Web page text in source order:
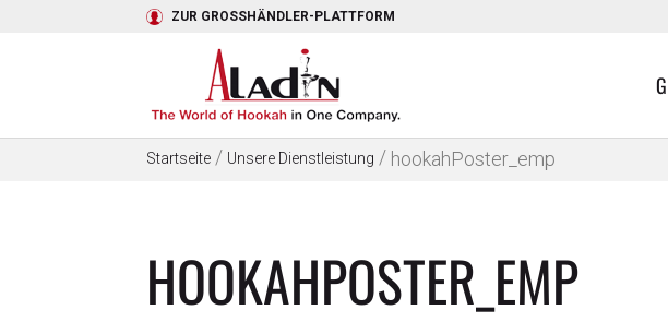
ZUR GROSSHÄNDLER-PLATTFORM
Startseite / Unsere Dienstleistung / hookahPoster_emp
HOOKAHPOSTER_EMP